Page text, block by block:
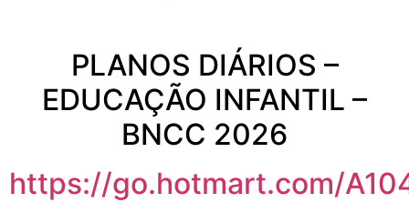
PLANOS DIÁRIOS –
EDUCAÇÃO INFANTIL –
BNCC 2026
https://go.hotmart.com/